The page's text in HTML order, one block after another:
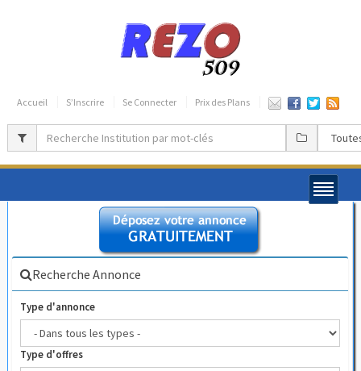
Accueil S’Inscrire Se Connecter Prix des Plans
Recherche Annonce
Type d'annonce
Type d'offres